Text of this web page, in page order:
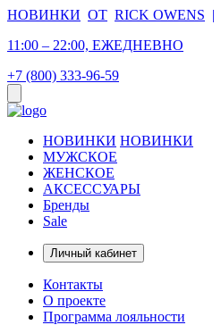
НОВИНКИ ОТ RICK OWENS |
11:00 – 22:00, ЕЖЕДНЕВНО
+7 (800) 333-96-59
НОВИНКИ НОВИНКИ
МУЖСКОЕ
ЖЕНСКОЕ
АКСЕССУАРЫ
Бренды
Sale
Личный кабинет
Контакты
О проекте
Программа лояльности